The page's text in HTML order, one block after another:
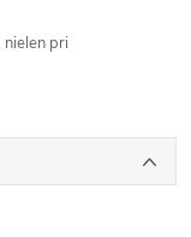
nielen pri